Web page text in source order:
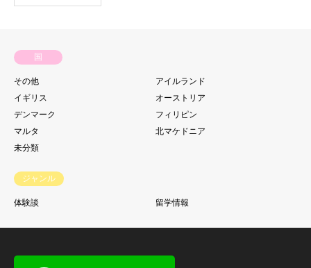
国
その他
アイルランド
イギリス
オーストリア
デンマーク
フィリピン
マルタ
北マケドニア
未分類
ジャンル
体験談 留学情報